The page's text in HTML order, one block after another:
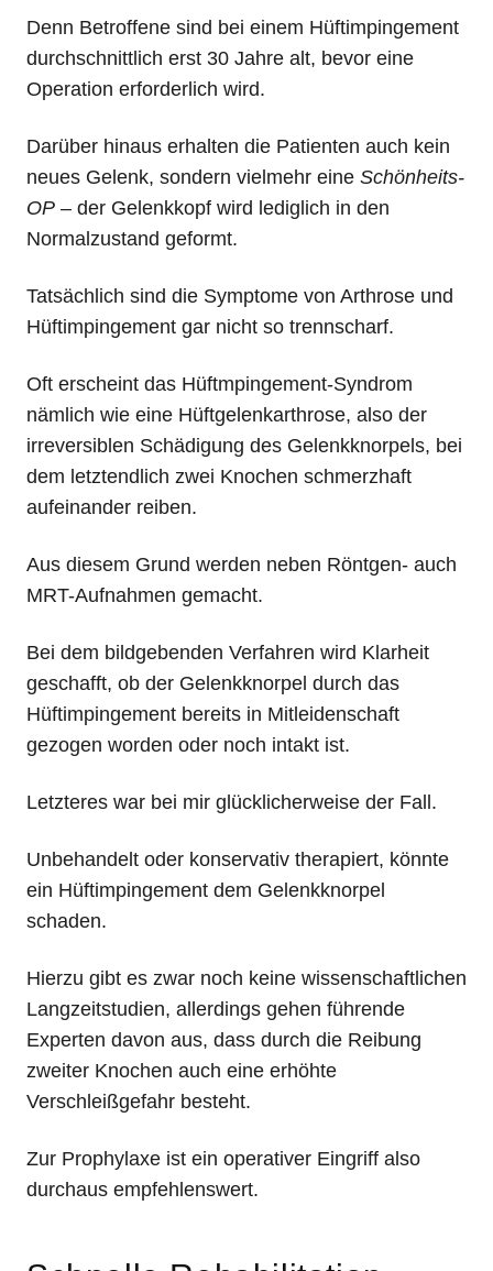
Denn Betroffene sind bei einem Hüftimpingement
durchschnittlich erst 30 Jahre alt, bevor eine
Operation erforderlich wird.
Darüber hinaus erhalten die Patienten auch kein
neues Gelenk, sondern vielmehr eine Schönheits-
OP – der Gelenkkopf wird lediglich in den
Normalzustand geformt.
Tatsächlich sind die Symptome von Arthrose und
Hüftimpingement gar nicht so trennscharf.
Oft erscheint das Hüftmpingement-Syndrom
nämlich wie eine Hüftgelenkarthrose, also der
irreversiblen Schädigung des Gelenkknorpels, bei
dem letztendlich zwei Knochen schmerzhaft
aufeinander reiben.
Aus diesem Grund werden neben Röntgen- auch
MRT-Aufnahmen gemacht.
Bei dem bildgebenden Verfahren wird Klarheit
geschafft, ob der Gelenkknorpel durch das
Hüftimpingement bereits in Mitleidenschaft
gezogen worden oder noch intakt ist.
Letzteres war bei mir glücklicherweise der Fall.
Unbehandelt oder konservativ therapiert, könnte
ein Hüftimpingement dem Gelenkknorpel
schaden.
Hierzu gibt es zwar noch keine wissenschaftlichen
Langzeitstudien, allerdings gehen führende
Experten davon aus, dass durch die Reibung
zweiter Knochen auch eine erhöhte
Verschleißgefahr besteht.
Zur Prophylaxe ist ein operativer Eingriff also
durchaus empfehlenswert.